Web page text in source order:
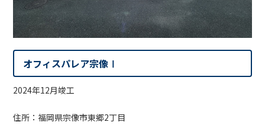
オフィスパレア宗像Ⅰ
2024年12月竣工
住所：福岡県宗像市東郷2丁目